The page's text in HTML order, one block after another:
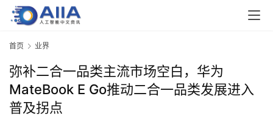
首页 业界
弥补二合一品类主流市场空白，华为
MateBook E Go推动二合一品类发展进入
普及拐点